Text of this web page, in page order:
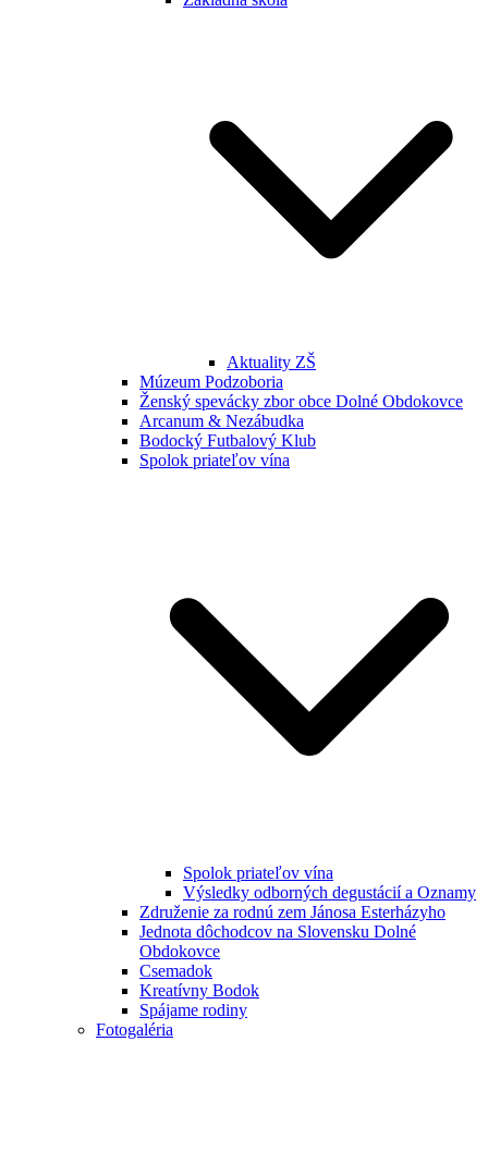
Aktuality ZŠ
Múzeum Podzoboria
Ženský spevácky zbor obce Dolné Obdokovce
Arcanum & Nezábudka
Bodocký Futbalový Klub
Spolok priateľov vína
Spolok priateľov vína
Výsledky odborných degustácií a Oznamy
Združenie za rodnú zem Jánosa Esterházyho
Jednota dôchodcov na Slovensku Dolné
Obdokovce
Csemadok
Kreatívny Bodok
Spájame rodiny
Fotogaléria